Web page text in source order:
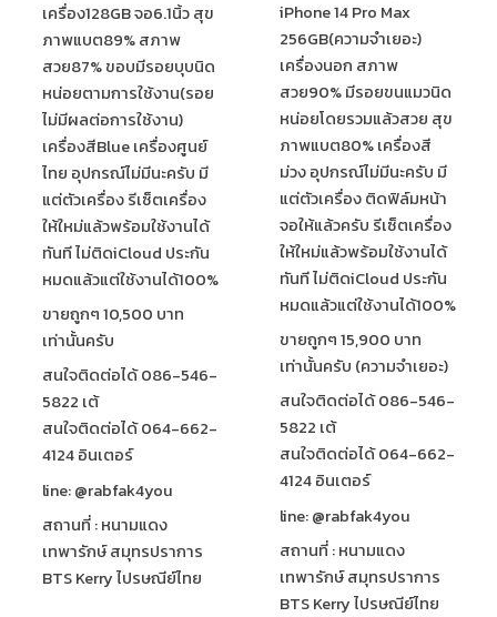
เครื่อง128GB จอ6.1นิ้ว สุข
ภาพแบต89% สภาพ
สวย87% ขอบมีรอยบุบนิด
หน่อยตามการใช้งาน(รอย
ไม่มีผลต่อการใช้งาน)
เครื่องสีBlue เครื่องศูนย์
ไทย อุปกรณ์ไม่มีนะครับ มี
แต่ตัวเครื่อง รีเซ็ตเครื่อง
ให้ใหม่แล้วพร้อมใช้งานได้
ทันที ไม่ติดiCloud ประกัน
หมดแล้วแต่ใช้งานได้100%
ขายถูกๆ 10,500 บาท
เท่านั้นครับ
สนใจติดต่อได้ 086-546-
5822 เต้
สนใจติดต่อได้ 064-662-
4124 อินเตอร์
line: @rabfak4you
สถานที่ : หนามแดง
เทพารักษ์ สมุทรปราการ
BTS Kerry ไปรษณีย์ไทย
iPhone 14 Pro Max
256GB(ความจำเยอะ)
เครื่องนอก สภาพ
สวย90% มีรอยขนแมวนิด
หน่อยโดยรวมแล้วสวย สุข
ภาพแบต80% เครื่องสี
ม่วง อุปกรณ์ไม่มีนะครับ มี
แต่ตัวเครื่อง ติดฟิล์มหน้า
จอให้แล้วครับ รีเซ็ตเครื่อง
ให้ใหม่แล้วพร้อมใช้งานได้
ทันที ไม่ติดiCloud ประกัน
หมดแล้วแต่ใช้งานได้100%
ขายถูกๆ 15,900 บาท
เท่านั้นครับ (ความจำเยอะ)
สนใจติดต่อได้ 086-546-
5822 เต้
สนใจติดต่อได้ 064-662-
4124 อินเตอร์
line: @rabfak4you
สถานที่ : หนามแดง
เทพารักษ์ สมุทรปราการ
BTS Kerry ไปรษณีย์ไทย